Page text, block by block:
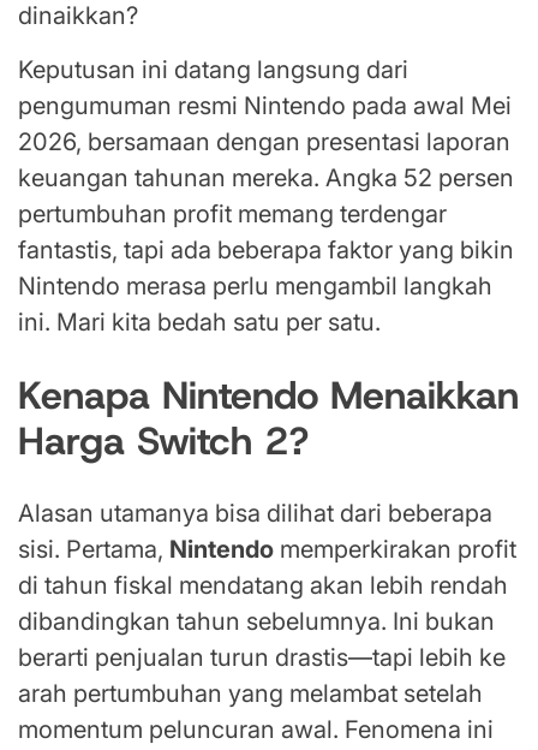
dinaikkan?
Keputusan ini datang langsung dari
pengumuman resmi Nintendo pada awal Mei
2026, bersamaan dengan presentasi laporan
keuangan tahunan mereka. Angka 52 persen
pertumbuhan profit memang terdengar
fantastis, tapi ada beberapa faktor yang bikin
Nintendo merasa perlu mengambil langkah
ini. Mari kita bedah satu per satu.
Kenapa Nintendo Menaikkan
Harga Switch 2?
Alasan utamanya bisa dilihat dari beberapa
sisi. Pertama, Nintendo memperkirakan profit
di tahun fiskal mendatang akan lebih rendah
dibandingkan tahun sebelumnya. Ini bukan
berarti penjualan turun drastis—tapi lebih ke
arah pertumbuhan yang melambat setelah
momentum peluncuran awal. Fenomena ini